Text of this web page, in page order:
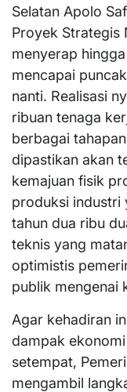
Selatan Apolo
Proyek Strategis
menyerap
mencapai
nanti. Realisasi
ribuan tenaga
berbagai
dipastikan akan
kemajuan fisik
produksi industri
tahun dua ribu
teknis yang
optimistis
publik mengenai
​Agar kehadiran
dampak
setempat,
mengambil